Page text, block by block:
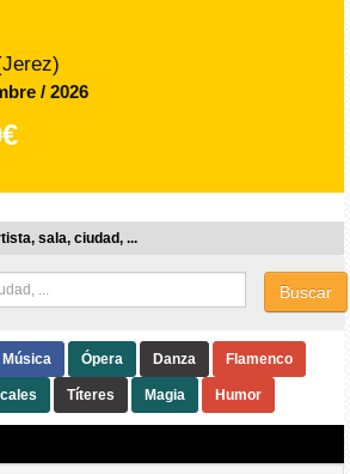
/ 2026
sala, ciudad, ...
Buscar
Música Ópera Danza Flamenco
Títeres Magia Humor